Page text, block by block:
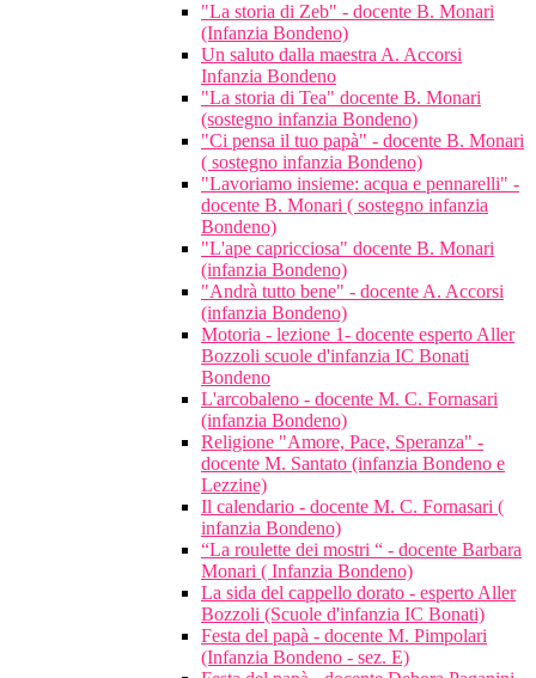
"La storia di Zeb" - docente B. Monari
(Infanzia Bondeno)
Un saluto dalla maestra A. Accorsi
Infanzia Bondeno
"La storia di Tea" docente B. Monari
(sostegno infanzia Bondeno)
"Ci pensa il tuo papà" - docente B. Monari
( sostegno infanzia Bondeno)
"Lavoriamo insieme: acqua e pennarelli" -
docente B. Monari ( sostegno infanzia
Bondeno)
"L'ape capricciosa" docente B. Monari
(infanzia Bondeno)
"Andrà tutto bene" - docente A. Accorsi
(infanzia Bondeno)
Motoria - lezione 1- docente esperto Aller
Bozzoli scuole d'infanzia IC Bonati
Bondeno
L'arcobaleno - docente M. C. Fornasari
(infanzia Bondeno)
Religione "Amore, Pace, Speranza" -
docente M. Santato (infanzia Bondeno e
Lezzine)
Il calendario - docente M. C. Fornasari (
infanzia Bondeno)
“La roulette dei mostri “ - docente Barbara
Monari ( Infanzia Bondeno)
La sida del cappello dorato - esperto Aller
Bozzoli (Scuole d'infanzia IC Bonati)
Festa del papà - docente M. Pimpolari
(Infanzia Bondeno - sez. E)